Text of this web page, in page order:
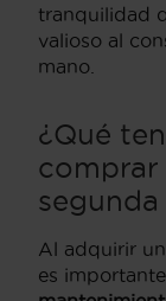
tranquilidad
valioso al
mano.
¿Qué
comprar
segunda
Al adquirir un
es